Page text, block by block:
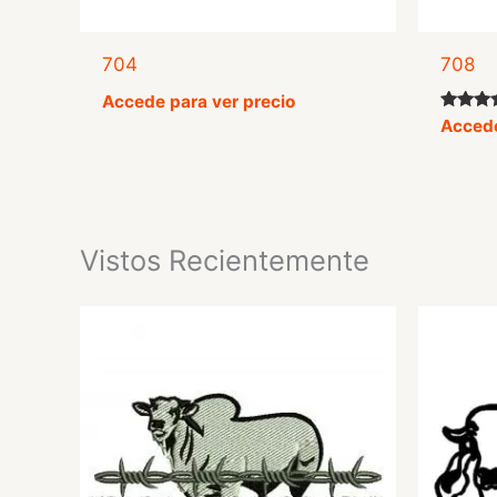
704
Accede para ver precio
708
con
Vistos Recientemente